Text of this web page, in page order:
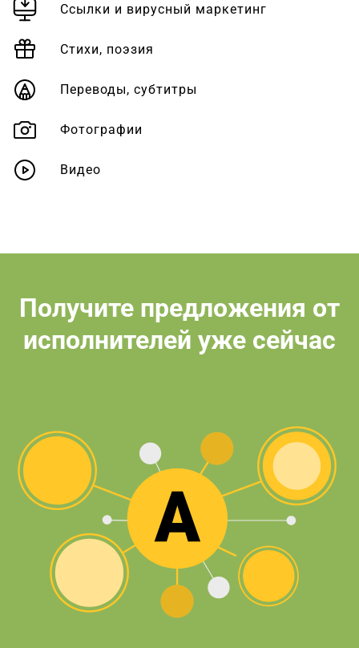
Ссылки и вирусный маркетинг
Стихи, поэзия
Переводы, субтитры
Фотографии
Видео
Получите предложения от
исполнителей уже сейчас